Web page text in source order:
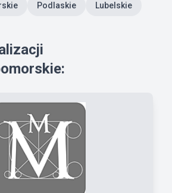
Podlaskie Lubelskie